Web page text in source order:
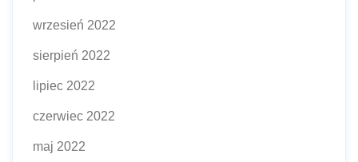
wrzesień 2022
sierpień 2022
lipiec 2022
czerwiec 2022
maj 2022